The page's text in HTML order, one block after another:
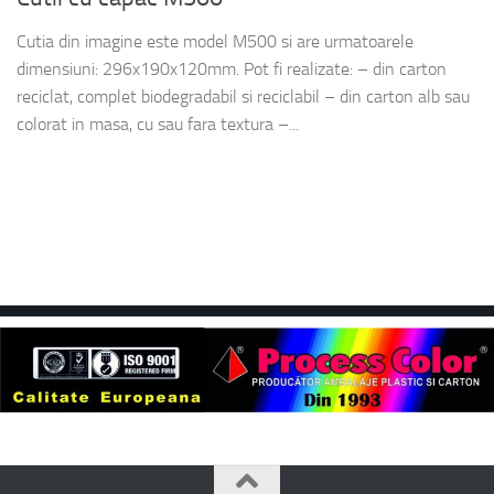
Cutia din imagine este model M500 si are urmatoarele
dimensiuni: 296x190x120mm. Pot fi realizate: – din carton
reciclat, complet biodegradabil si reciclabil – din carton alb sau
colorat in masa, cu sau fara textura –...